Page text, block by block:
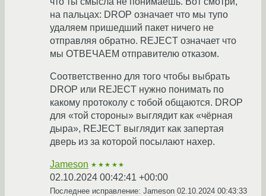
на пальцах: DROP означает что мы тупо
удаляем пришедший пакет ничего не
отправляя обратно. REJECT означает что
мы ОТВЕЧАЕМ отправителю отказом.
Соответственно для того чтобы выбрать
DROP или REJECT нужно понимать по
какому протоколу с тобой общаются. DROP
для «той стороны» выглядит как «чёрная
дыра», REJECT выглядит как запертая
дверь из за которой посылают нахер.
Jameson ★★★★★
02.10.2024 00:42:41 +00:00
Последнее исправление: Jameson 02.10.2024 00:43:33